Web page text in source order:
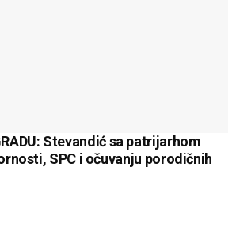
Stevandić sa patrijarhom
SPC i očuvanju porodičnih